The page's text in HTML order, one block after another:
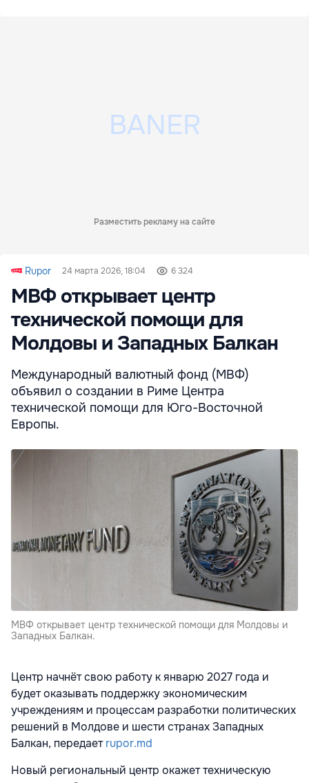
Разместить рекламу на сайте
Rupor 24 марта 2026, 18:04 6 324
МВФ открывает центр
технической помощи для
Молдовы и Западных Балкан
Международный валютный фонд (МВФ)
объявил о создании в Риме Центра
технической помощи для Юго-Восточной
Европы.
МВФ открывает центр технической помощи для Молдовы и
Западных Балкан.
Центр начнёт свою работу к январю 2027 года и
будет оказывать поддержку экономическим
учреждениям и процессам разработки политических
решений в Молдове и шести странах Западных
Балкан, передаетrupor.md
Новый региональный центр окажет техническую